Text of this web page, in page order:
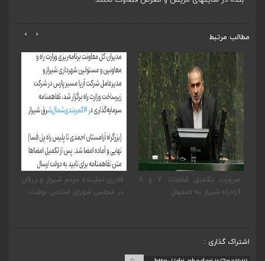
مطالب مرتبط
ضرورت تکمیل قطعات ۷ و ۸
آزادراه شیراز به اصفهان
قادری نماینده مردم شیراز و زرقان
در مجلس شورای اسلامی نوشت
‹
›
اشتراک گذاری :